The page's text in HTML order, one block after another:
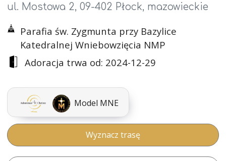
ul. Mostowa 2, 09-402 Płock, mazowieckie
Parafia św. Zygmunta przy Bazylice
Katedralnej Wniebowzięcia NMP
Adoracja trwa od: 2024-12-29
Model MNE
Wyznacz trasę